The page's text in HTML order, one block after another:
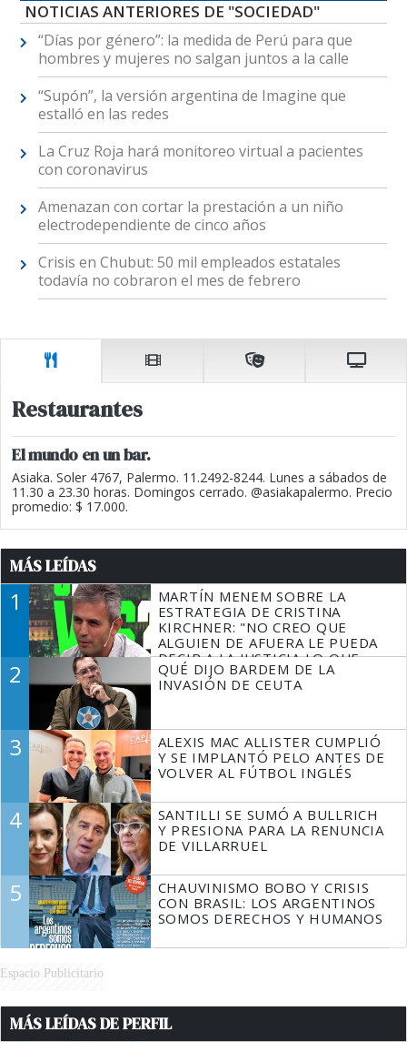
NOTICIAS ANTERIORES DE "SOCIEDAD"
“Días por género”: la medida de Perú para que
hombres y mujeres no salgan juntos a la calle
“Supón”, la versión argentina de Imagine que
estalló en las redes
La Cruz Roja hará monitoreo virtual a pacientes
con coronavirus
Amenazan con cortar la prestación a un niño
electrodependiente de cinco años
Crisis en Chubut: 50 mil empleados estatales
todavía no cobraron el mes de febrero
Restaurantes
El mundo en un bar.
Asiaka. Soler 4767, Palermo. 11.2492-8244. Lunes a sábados de
11.30 a 23.30 horas. Domingos cerrado. @asiakapalermo. Precio
promedio: $ 17.000.
MÁS LEÍDAS
1
MARTÍN MENEM SOBRE LA
ESTRATEGIA DE CRISTINA
KIRCHNER: "NO CREO QUE
ALGUIEN DE AFUERA LE PUEDA
DECIR A LA JUSTICIA LO QUE
TIENE QUE HACER"
2
QUÉ DIJO BARDEM DE LA
INVASIÓN DE CEUTA
3
ALEXIS MAC ALLISTER CUMPLIÓ
Y SE IMPLANTÓ PELO ANTES DE
VOLVER AL FÚTBOL INGLÉS
4
SANTILLI SE SUMÓ A BULLRICH
Y PRESIONA PARA LA RENUNCIA
DE VILLARRUEL
5
CHAUVINISMO BOBO Y CRISIS
CON BRASIL: LOS ARGENTINOS
SOMOS DERECHOS Y HUMANOS
Espacio Publicitario
MÁS LEÍDAS DE PERFIL